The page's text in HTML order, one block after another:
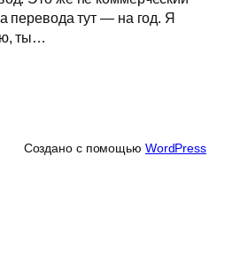
а перевода тут — на год. Я
ты…
Создано с помощью WordPress